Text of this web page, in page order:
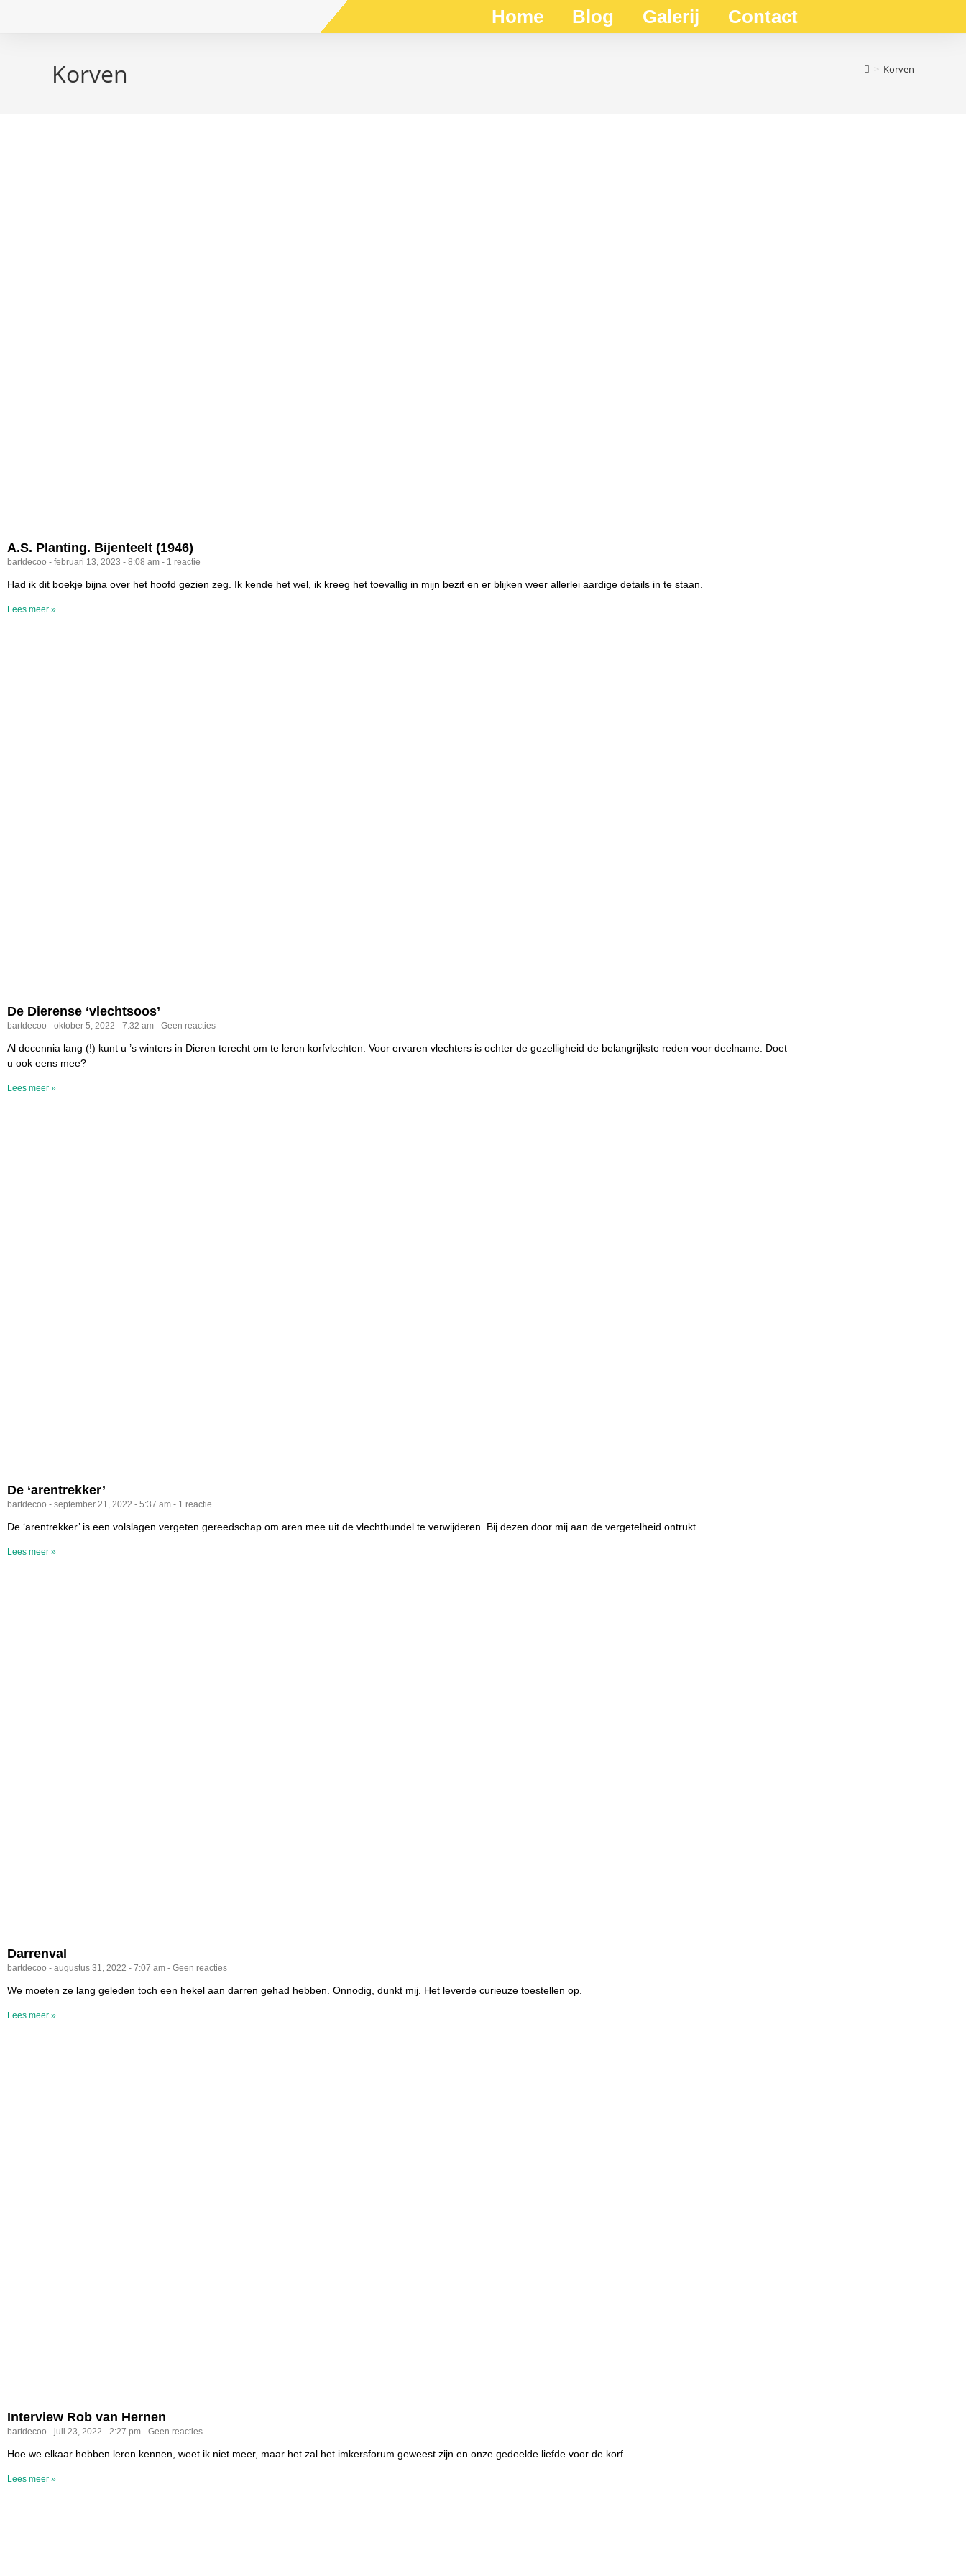
Home Blog Galerij Contact
Korven > Korven
A.S. Planting. Bijenteelt (1946)
bartdecoo februari 13, 2023 8:08 am 1 reactie
Had ik dit boekje bijna over het hoofd gezien zeg. Ik kende het wel, ik kreeg het toevallig in mijn bezit en er blijken weer allerlei aardige details in te staan.
Lees meer »
De Dierense ‘vlechtsoos’
bartdecoo oktober 5, 2022 7:32 am Geen reacties
Al decennia lang (!) kunt u ’s winters in Dieren terecht om te leren korfvlechten. Voor ervaren vlechters is echter de gezelligheid de belangrijkste reden voor deelname. Doet
u ook eens mee?
Lees meer »
De ‘arentrekker’
bartdecoo september 21, 2022 5:37 am 1 reactie
De ‘arentrekker’ is een volslagen vergeten gereedschap om aren mee uit de vlechtbundel te verwijderen. Bij dezen door mij aan de vergetelheid ontrukt.
Lees meer »
Darrenval
bartdecoo augustus 31, 2022 7:07 am Geen reacties
We moeten ze lang geleden toch een hekel aan darren gehad hebben. Onnodig, dunkt mij. Het leverde curieuze toestellen op.
Lees meer »
Interview Rob van Hernen
bartdecoo juli 23, 2022 2:27 pm Geen reacties
Hoe we elkaar hebben leren kennen, weet ik niet meer, maar het zal het imkersforum geweest zijn en onze gedeelde liefde voor de korf.
Lees meer »